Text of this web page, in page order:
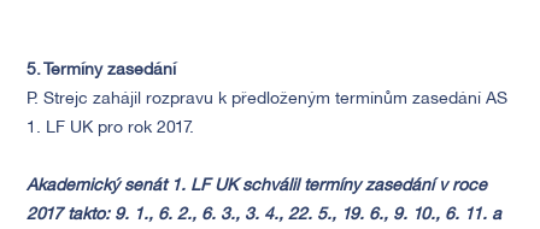
5. Termíny zasedání
P. Strejc zahájil rozpravu k předloženým termínům zasedání AS
1. LF UK pro rok 2017.
Akademický senát 1. LF UK schválil termíny zasedání v roce
2017 takto: 9. 1., 6. 2., 6. 3., 3. 4., 22. 5., 19. 6., 9. 10., 6. 11. a